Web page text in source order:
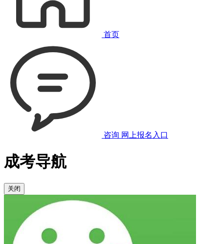
首页
咨询 网上报名入口
成考导航
关闭